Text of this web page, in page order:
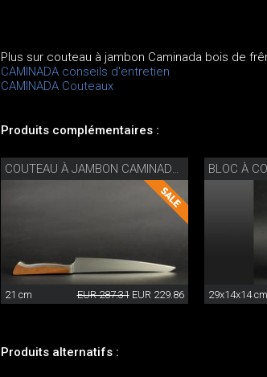
Plus sur couteau à jambon Caminada bois de
CAMINADA conseils d'entretien
CAMINADA Couteaux
Produits complémentaires :
21 cm EUR 287.31 EUR 229.86
BLOC À
29x14x14 cm
Produits alternatifs :